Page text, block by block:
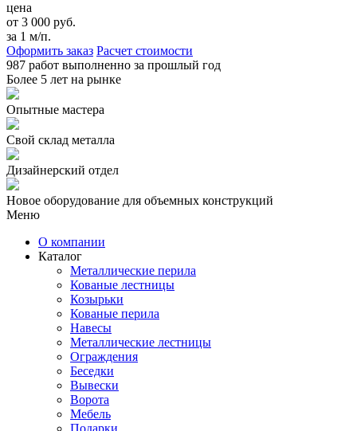
цена
от 3 000 руб.
за 1 м/п.
Оформить заказ Расчет стоимости
987 работ выполненно за прошлый год
Более 5 лет на рынке
Опытные мастера
Свой склад металла
Дизайнерский отдел
Новое оборудование для объемных конструкций
Меню
О компании
Каталог
Металлические перила
Кованые лестницы
Козырьки
Кованые перила
Навесы
Металлические лестницы
Ограждения
Беседки
Вывески
Ворота
Мебель